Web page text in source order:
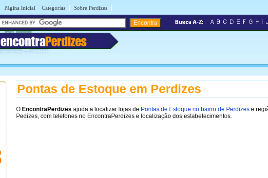
Página Inicial Categorias | Sobre Perdizes |
encontraPerdizes
Pontas de Estoque em Perdizes
O EncontraPerdizes ajuda a localizar lojas de Pontas de Estoque no bairro de Perdizes e
Pedizes, com telefones no EncontraPerdizes e localização dos estabelecimentos.